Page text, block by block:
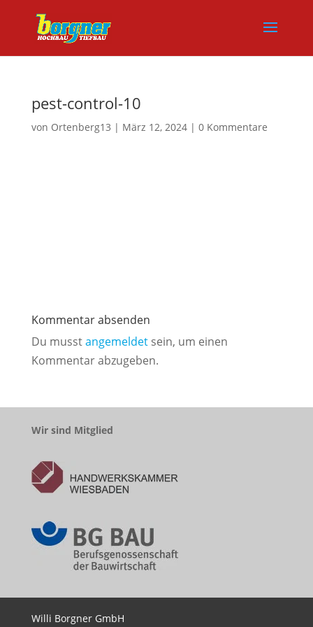
pest-control-10
von Ortenberg13 | März 12, 2024| 0 Kommentare
Kommentar absenden
Du musstangemeldetsein, um einen
Kommentar abzugeben.
Wir sind Mitglied
Willi Borgner GmbH